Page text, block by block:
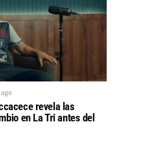
revela las
en La Tri antes del